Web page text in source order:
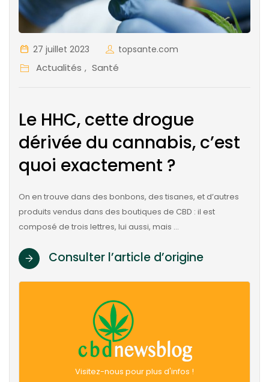
27 juillet 2023 topsante.com
Actualités , Santé
Le HHC, cette drogue
dérivée du cannabis, c’est
quoi exactement ?
On en trouve dans des bonbons, des tisanes, et d’autres
produits vendus dans des boutiques de CBD : il est
composé de trois lettres, lui aussi, mais …
Consulter l’article d’origine
Visitez-nous pour plus d'infos !